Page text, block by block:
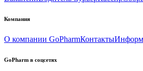
Компания
О компании GoPharmКонтакты
GoPharm в соцсетях